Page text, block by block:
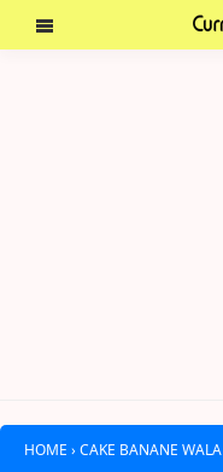
HOME › CAKE BANANE WALA